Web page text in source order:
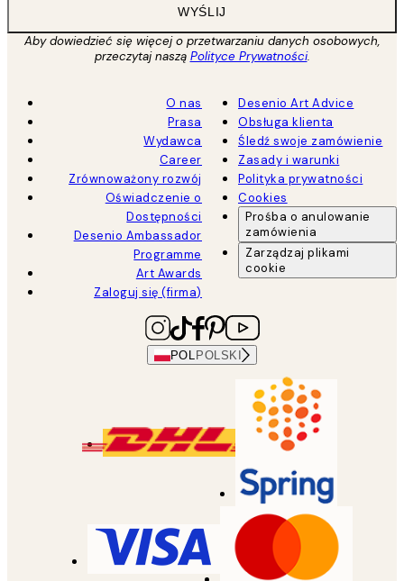
WYŚLIJ
Aby dowiedzieć się więcej o przetwarzaniu danych osobowych,
przeczytaj naszą Polityce Prywatności.
O nas
Prasa
Wydawca
Career
Zrównoważony rozwój
Oświadczenie o
Dostępności
Desenio Ambassador
Programme
Art Awards
Zaloguj się (firma)
Desenio Art Advice
Obsługa klienta
Śledź swoje zamówienie
Zasady i warunki
Polityka prywatności
Cookies
Prośba o anulowanie
zamówienia
Zarządzaj plikami
cookie
POL POLSKI